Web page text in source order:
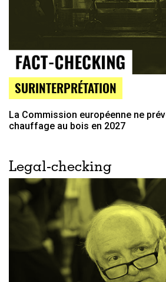
SURINTERPRÉTATION
La Commission européenne ne
chauffage au bois en 2027
Legal-checking